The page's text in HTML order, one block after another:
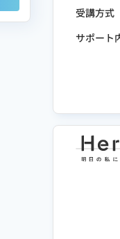
受講方式
サポート